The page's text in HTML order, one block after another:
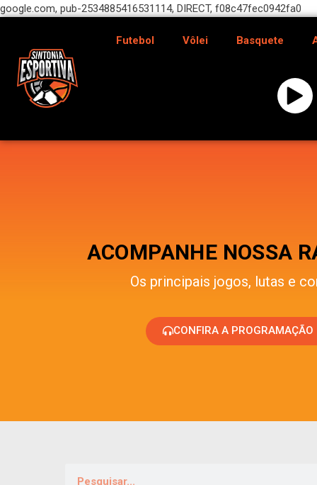
google.com, pub-2534885416531114, DIRECT, f08c47fec0942fa0
Futebol Vôlei Basquete
ACOMPANHE NOSSA
Os principais jogos, lutas e
CONFIRA A PROGRAMAÇÃO